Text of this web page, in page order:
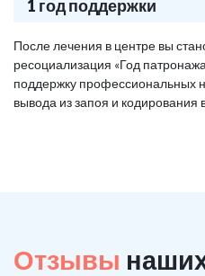
1 год поддержки
После лечения в центре вы
ресоциализация «Год
поддержку профессиональных
вывода из запоя и кодирования
Отзывы